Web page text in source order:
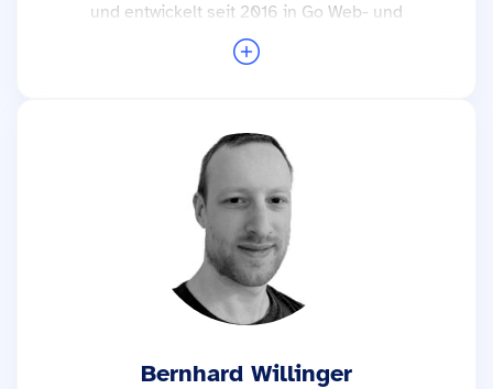
und entwickelt seit 2016 in Go Web- und
Microservices. Er beschäftigt sich mit allem rund
Weitere Trainings mit Fabian Simon →
Bernhard Willinger